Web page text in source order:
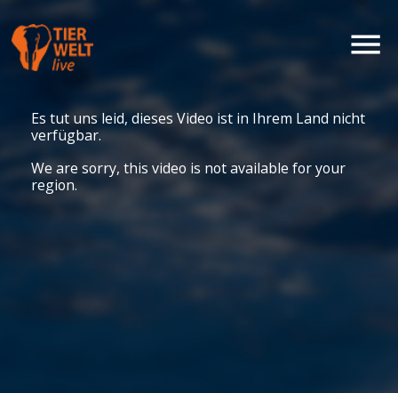
Es tut uns leid, dieses Video ist in Ihrem Land nicht
verfügbar.
We are sorry, this video is not available for your
region.